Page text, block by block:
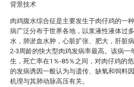
背景技术
肉鸡腹水综合征是主要发生于肉仔鸡的一
病广泛分布于世界各地，以浆液性液体过
水，肺淤血水肿，心脏扩张、肥大，肝脏
2-3周龄的快大型肉鸡发病率最高。该病一
生，死亡率在1％-85％之间，对肉仔鸡的
的发病诱因一般认为与遗传、缺氧和饲料
机理与其肺动脉高压有关。